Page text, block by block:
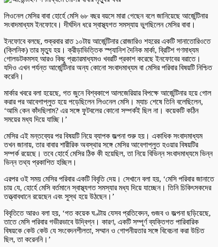
লিওনেল মেসির বাবা হোর্হে মেসি ৬৮ বছর বয়সে মারা গেছেন বলে জানিয়েছে আর্জেন্টিনার
সংবাদমাধ্যম ইনফোবে। দীর্ঘদিন ধরে স্বাস্থ্যগত সমস্যায় ভুগছিলেন মেসির বাবা।
ইনফোবে বলছে, শুক্রবার রাত ১০টায় আর্জেন্টিনার রোজারিও শহরের একটি সানাতোরিওতে
(ক্লিনিক) তার মৃত্যু হয়। ক্রীড়াভিত্তিক স্প্যানিশ দৈনিক মার্কা, ব্রিটিশ গণমাধ্যম
গোলডটকমসহ আরও কিছু প্রচারমাধ্যমও খবরটি প্রকাশ করেছে ইনফোবের বরাতে।
যদিও এখন পর্যন্ত আর্জেন্টিনার অন্য কোনো সংবাদমাধ্যম বা মেসির পরিবার বিষয়টি নিশ্চিত
করেনি।
মার্কার খবরে বলা হয়েছে, গত জুনে বিশ্বকাপে আলজেরিয়ার বিপক্ষে আর্জেন্টিনার হয়ে গোল
করার পর আবেগাপ্লুত হয়ে পড়েছিলেন লিওনেল মেসি। ম্যাচ শেষে তিনি বলেছিলেন,
‘আমি কেন কাঁদছিলাম? এর সঙ্গে ফুটবলের কোনো সম্পর্কই ছিল না। কয়েকটি কঠিন
সময়ের মধ্য দিয়ে যাচ্ছি।’
মেসির এই মন্তব্যের পর বিষয়টি নিয়ে ব্যাপক জল্পনা শুরু হয়। একাধিক সংবাদমাধ্যম
তখন জানায়, তার বাবার শারীরিক অবস্থার সঙ্গে মেসির আবেগাপ্লুত হওয়ার বিষয়টির
সম্পর্ক রয়েছে। তবে হোর্হে মেসির ঠিক কী হয়েছিল, তা নিয়ে বিভিন্ন সংবাদমাধ্যমে ভিন্ন
ভিন্ন তথ্য প্রকাশিত হচ্ছিল।
এরপর ওই সময় মেসির পরিবার একটি বিবৃতি দেয়। সেখানে বলা হয়, ‘মেসি পরিবার জানাতে
চায় যে, হোর্হে মেসি বর্তমানে স্বাস্থ্যগত সমস্যার মধ্য দিয়ে যাচ্ছেন। তিনি চিকিৎসকদের
তত্ত্বাবধানে রয়েছেন এবং সুস্থ হয়ে উঠছেন।’
বিবৃতিতে আরও বলা হয়, ‘গত কয়েক ঘণ্টায় যেসব প্রতিবেদন, গুজব ও জল্পনা ছড়িয়েছে,
তাতে মেসি পরিবার গভীরভাবে উদ্বিগ্ন। কারণ, একটি সম্পূর্ণ ব্যক্তিগত পারিবারিক
বিষয়কে কেউ কেউ যে সংবেদনশীলতা, সম্মান ও গোপনীয়তার সঙ্গে বিবেচনা করা উচিত
ছিল, তা করেননি।’